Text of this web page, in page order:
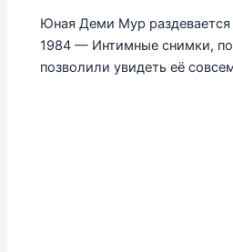
Юная Деми Мур раздевается
1984 — Интимные снимки,
позволили увидеть её